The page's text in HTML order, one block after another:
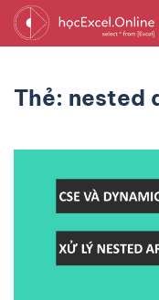
Thẻ: nested